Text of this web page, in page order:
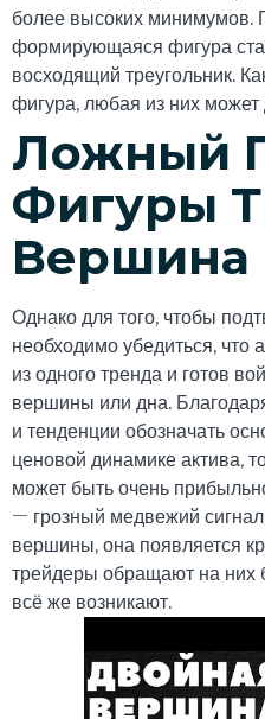
более высоких минимумов.
формирующаяся фигура
восходящий треугольник.
фигура, любая из них может
Ложный
Фигуры
Вершина
Однако для того, чтобы
необходимо убедиться, что
из одного тренда и готов
вершины или дна.
и тенденции обозначать
ценовой динамике актива,
может быть очень
— грозный медвежий
вершины, она появляется
трейдеры обращают на них
всё же возникают.